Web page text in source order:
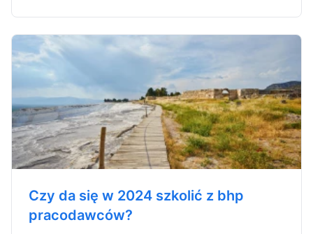
Czy da się w 2024 szkolić z bhp
pracodawców?